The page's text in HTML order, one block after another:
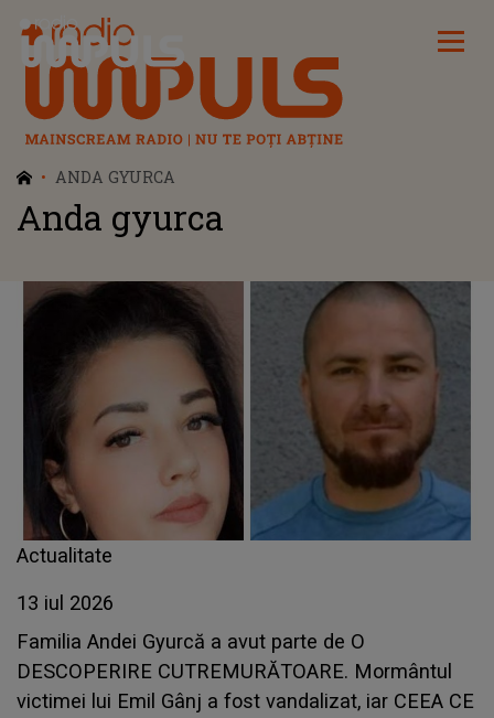
Radio Impuls
ANDA GYURCA
Anda gyurca
Actualitate
13 iul 2026
Familia Andei Gyurcă a avut parte de O
DESCOPERIRE CUTREMURĂTOARE. Mormântul
victimei lui Emil Gânj a fost vandalizat, iar CEEA CE